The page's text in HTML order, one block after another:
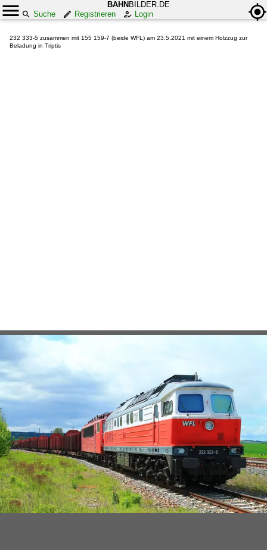
BAHN BILDER.DE
Suche
Registrieren Login
232 333-5 zusammen mit 155 159-7 (beide WFL) am 23.5.2021 mit einem Holzzug zur
Beladung in Triptis